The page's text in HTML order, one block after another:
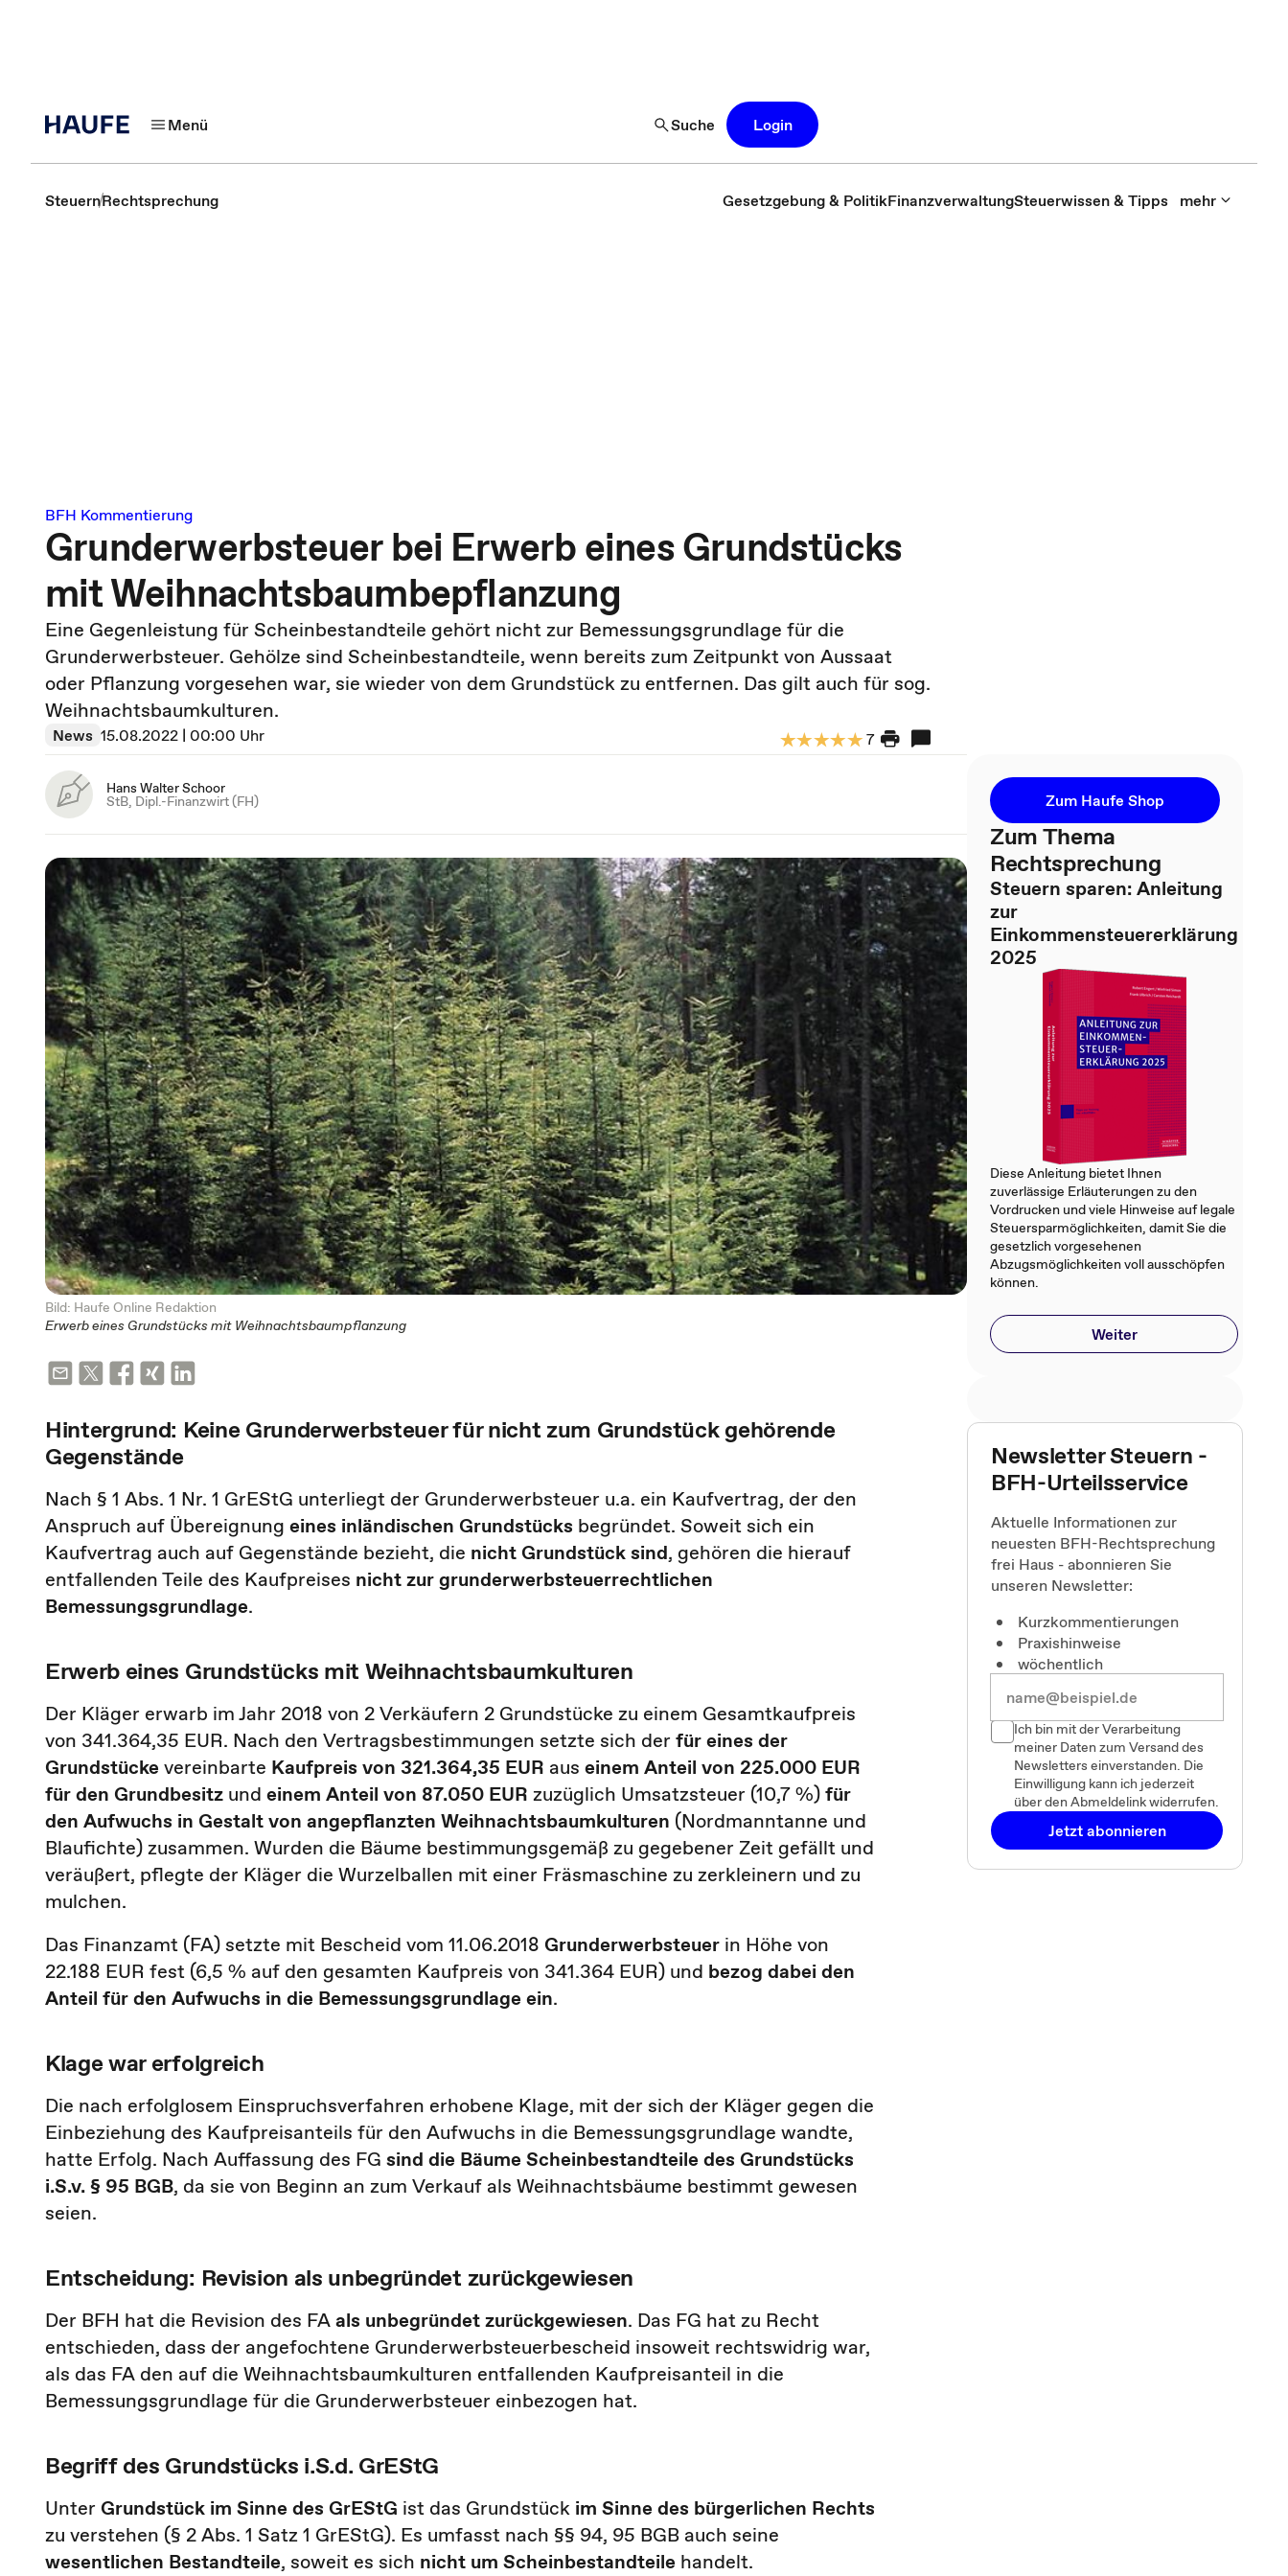
Menü Suche Login
SteuernRechtsprechung Gesetzgebung & PolitikFinanzverwaltungSteuerwissen & Tipps mehr
BFH Kommentierung
Grunderwerbsteuer bei Erwerb eines Grundstücks
mit Weihnachtsbaumbepflanzung
Eine Gegenleistung für Scheinbestandteile gehört nicht zur Bemessungsgrundlage für die
Grunderwerbsteuer. Gehölze sind Scheinbestandteile, wenn bereits zum Zeitpunkt von Aussaat
oder Pflanzung vorgesehen war, sie wieder von dem Grundstück zu entfernen. Das gilt auch für sog.
Weihnachtsbaumkulturen.
News 15.08.2022 | 00:00 Uhr 7
Hans Walter Schoor
StB, Dipl.-Finanzwirt (FH)
Bild: Haufe Online Redaktion
Erwerb eines Grundstücks mit Weihnachtsbaumpflanzung
Hintergrund: Keine Grunderwerbsteuer für nicht zum Grundstück gehörende
Gegenstände
Nach § 1 Abs. 1 Nr. 1 GrEStG unterliegt der Grunderwerbsteuer u.a. ein Kaufvertrag, der den
Anspruch auf Übereignung eines inländischen Grundstücks begründet. Soweit sich ein
Kaufvertrag auch auf Gegenstände bezieht, die nicht Grundstück sind, gehören die hierauf
entfallenden Teile des Kaufpreises nicht zur grunderwerbsteuerrechtlichen
Bemessungsgrundlage.
Erwerb eines Grundstücks mit Weihnachtsbaumkulturen
Der Kläger erwarb im Jahr 2018 von 2 Verkäufern 2 Grundstücke zu einem Gesamtkaufpreis
von 341.364,35 EUR. Nach den Vertragsbestimmungen setzte sich der für eines der
Grundstücke vereinbarte Kaufpreis von 321.364,35 EUR aus einem Anteil von 225.000 EUR
für den Grundbesitz und einem Anteil von 87.050 EUR zuzüglich Umsatzsteuer (10,7 %)für
den Aufwuchs in Gestalt von angepflanzten Weihnachtsbaumkulturen (Nordmanntanne und
Blaufichte) zusammen. Wurden die Bäume bestimmungsgemäß zu gegebener Zeit gefällt und
veräußert, pflegte der Kläger die Wurzelballen mit einer Fräsmaschine zu zerkleinern und zu
mulchen.
Das Finanzamt (FA) setzte mit Bescheid vom 11.06.2018 Grunderwerbsteuer in Höhe von
22.188 EUR fest (6,5 % auf den gesamten Kaufpreis von 341.364 EUR) und bezog dabei den
Anteil für den Aufwuchs in die Bemessungsgrundlage ein.
Klage war erfolgreich
Die nach erfolglosem Einspruchsverfahren erhobene Klage, mit der sich der Kläger gegen die
Einbeziehung des Kaufpreisanteils für den Aufwuchs in die Bemessungsgrundlage wandte,
hatte Erfolg. Nach Auffassung des FG sind die Bäume Scheinbestandteile des Grundstücks
i.S.v. § 95 BGB, da sie von Beginn an zum Verkauf als Weihnachtsbäume bestimmt gewesen
seien.
Entscheidung: Revision als unbegründet zurückgewiesen
Der BFH hat die Revision des FAals unbegründet zurückgewiesen. Das FG hat zu Recht
entschieden, dass der angefochtene Grunderwerbsteuerbescheid insoweit rechtswidrig war,
als das FA den auf die Weihnachtsbaumkulturen entfallenden Kaufpreisanteil in die
Bemessungsgrundlage für die Grunderwerbsteuer einbezogen hat.
Begriff des Grundstücks i.S.d. GrEStG
Unter Grundstück im Sinne des GrEStG ist das Grundstück im Sinne des bürgerlichen Rechts
zu verstehen (§ 2 Abs. 1 Satz 1 GrEStG). Es umfasst nach §§ 94, 95 BGB auch seine
wesentlichen Bestandteile, soweit es sich nicht um Scheinbestandteile handelt.
Zum Haufe Shop
Zum Thema
Rechtsprechung
Steuern sparen: Anleitung
zur
Einkommensteuererklärung
2025
Diese Anleitung bietet Ihnen
zuverlässige Erläuterungen zu den
Vordrucken und viele Hinweise auf legale
Steuersparmöglichkeiten, damit Sie die
gesetzlich vorgesehenen
Abzugsmöglichkeiten voll ausschöpfen
können.
Weiter
Newsletter Steuern -
BFH-Urteilsservice
Aktuelle Informationen zur
neuesten BFH-Rechtsprechung
frei Haus - abonnieren Sie
unseren Newsletter:
Kurzkommentierungen
Praxishinweise
wöchentlich
Ich bin mit der Verarbeitung
meiner Daten zum Versand des
Newsletters einverstanden. Die
Einwilligung kann ich jederzeit
über den Abmeldelink widerrufen.
Jetzt abonnieren